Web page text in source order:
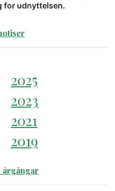
for udnyttelsen.
2025
2023
2021
2019
årgångar